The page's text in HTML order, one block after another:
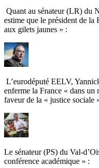
Quant au sénateur (LR) du
estime que le président de
aux gilets jaunes » :
L’eurodéputé EELV,
enferme la France « dans un
faveur de la « justice sociale
Le sénateur (PS) du Val-
conférence académique » :